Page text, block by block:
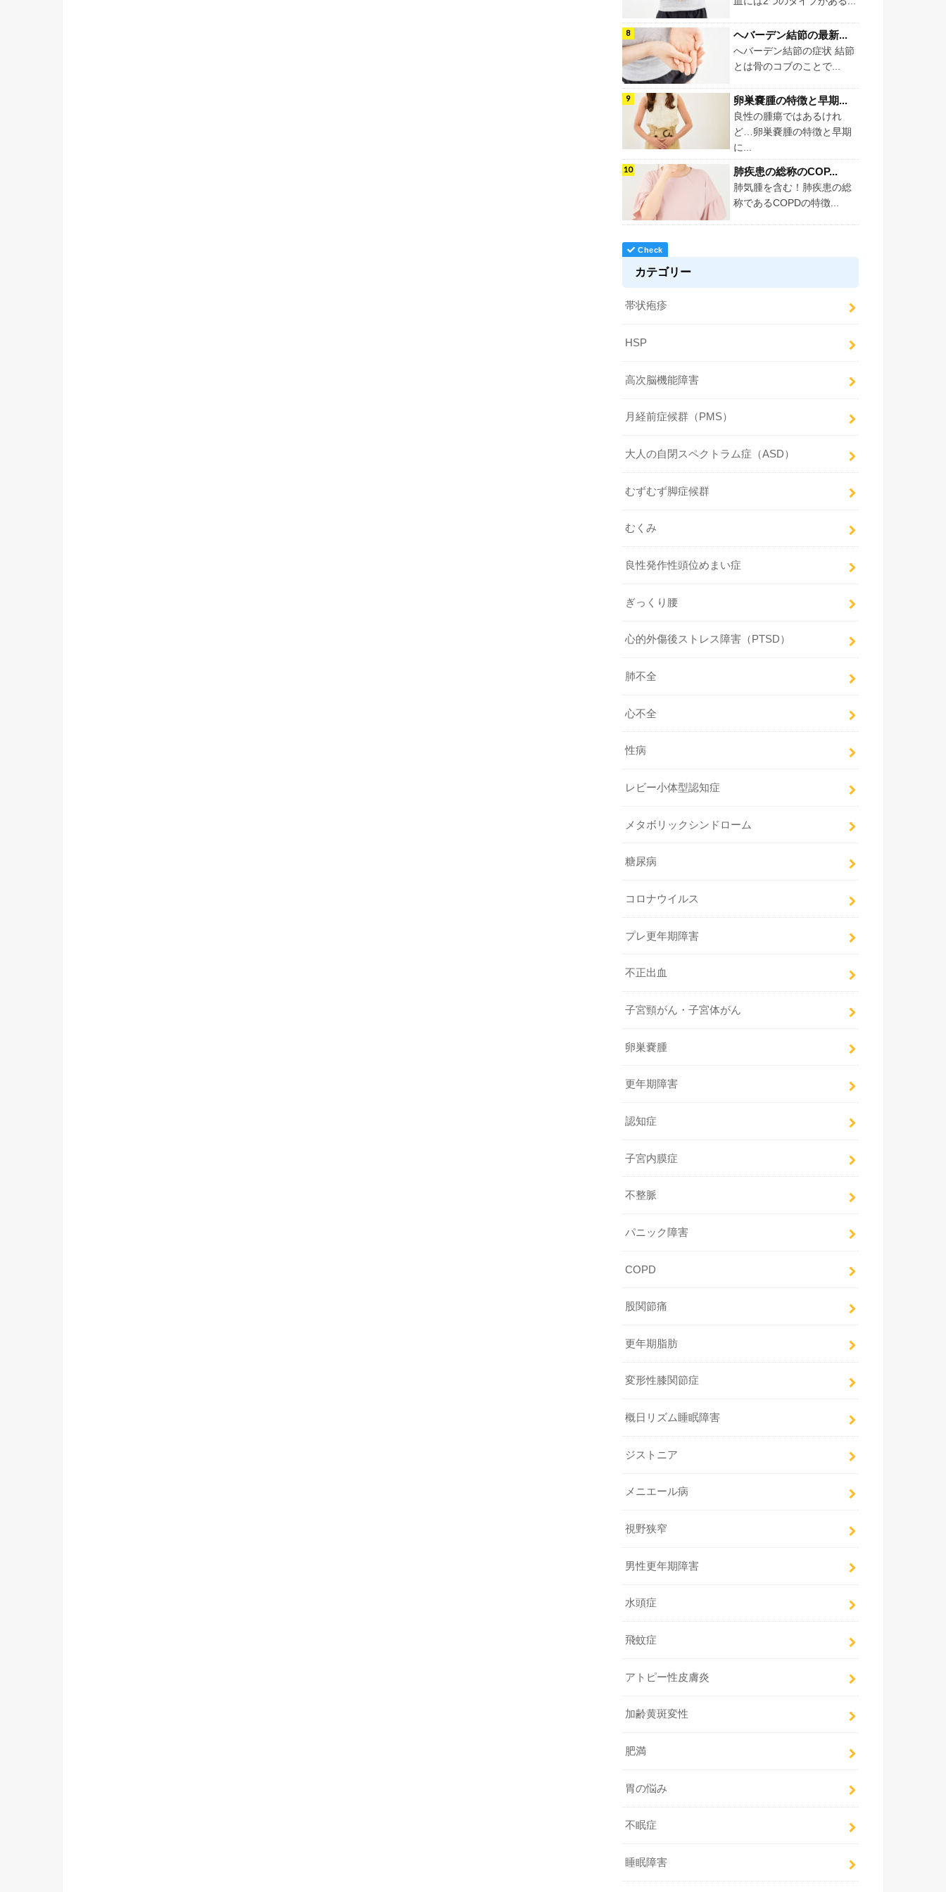
ヘバーデン結節の最新...
へバーデン結節の症状 結節
とは骨のコブのことで...
卵巣嚢腫の特徴と早期...
良性の腫瘍ではあるけれ
ど…卵巣嚢腫の特徴と早期
に...
肺疾患の総称のCOP...
肺気腫を含む！肺疾患の総
称であるCOPDの特徴...
カテゴリー
帯状疱疹
HSP
高次脳機能障害
月経前症候群（PMS）
大人の自閉スペクトラム症（ASD）
むずむず脚症候群
むくみ
良性発作性頭位めまい症
ぎっくり腰
心的外傷後ストレス障害（PTSD）
肺不全
心不全
性病
レビー小体型認知症
メタボリックシンドローム
糖尿病
コロナウイルス
プレ更年期障害
不正出血
子宮頸がん・子宮体がん
卵巣嚢腫
更年期障害
認知症
子宮内膜症
不整脈
パニック障害
COPD
股関節痛
更年期脂肪
変形性膝関節症
概日リズム睡眠障害
ジストニア
メニエール病
視野狭窄
男性更年期障害
水頭症
飛蚊症
アトピー性皮膚炎
加齢黄斑変性
肥満
胃の悩み
不眠症
睡眠障害